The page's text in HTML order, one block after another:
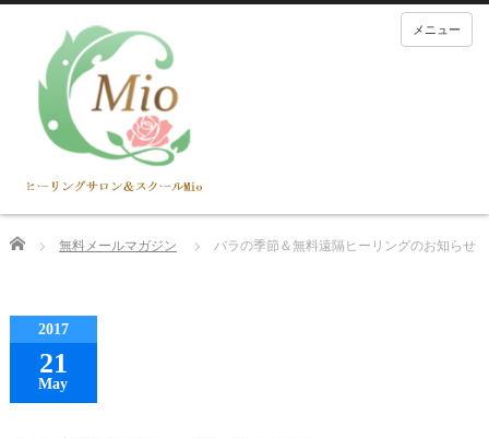
メニュー
Home 無料メールマガジン バラの季節＆無料遠隔ヒーリングのお知らせ
2017
21
May